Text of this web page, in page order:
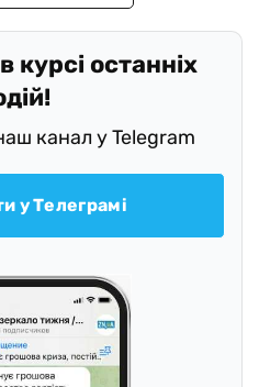
курсі останніх
канал у Telegram
у Телеграмі